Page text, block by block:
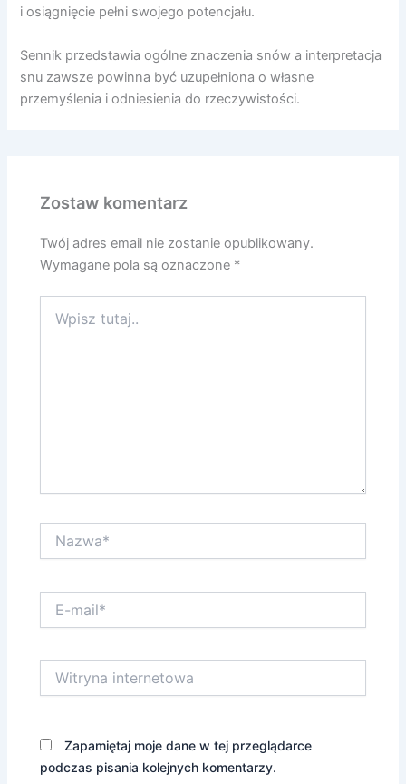
i osiągnięcie pełni swojego potencjału.
Sennik przedstawia ogólne znaczenia snów a interpretacja
snu zawsze powinna być uzupełniona o własne
przemyślenia i odniesienia do rzeczywistości.
Zostaw komentarz
Twój adres email nie zostanie opublikowany.
Wymagane pola są oznaczone *
tutaj..
mail*
internetowa
Zapamiętaj moje dane w tej przeglądarce
podczas pisania kolejnych komentarzy.